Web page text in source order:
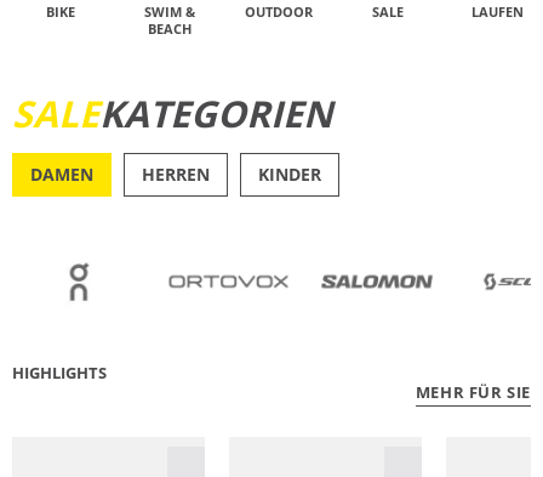
BIKE
SWIM &
BEACH
OUTDOOR SALE LAUFEN
JETZT ENTDECKEN
SALEKATEGORIEN
DAMEN HERREN KINDER
HIGHLIGHTS
MEHR FÜR SIE